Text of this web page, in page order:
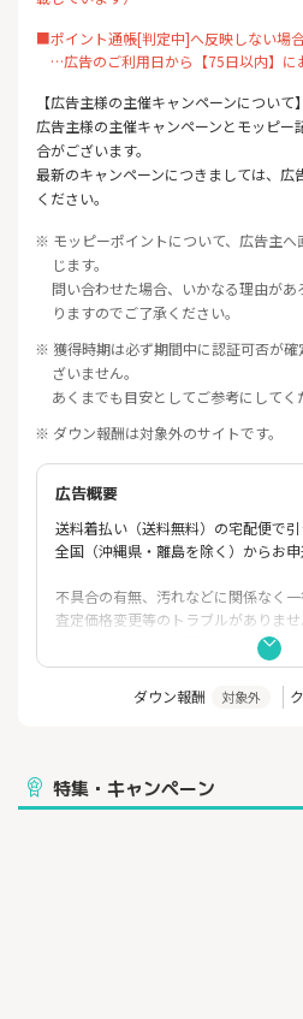
■ポイント通帳[判定中]へ反映しない場
…広告のご利用日から【75日以内】に
【広告主様の主催キャンペーンについて】
広告主様の主催キャンペーンとモッピー
合がございます。
最新のキャンペーンにつきましては、
ください。
※ モッピーポイントについて、広告主
じます。
問い合わせた場合、いかなる理由が
りますのでご了承ください。
※ 獲得時期は必ず期間中に認証可否が
ざいません。
あくまでも目安としてご参考にしてく
※ ダウン報酬は対象外のサイトです。
広告概要
送料着払い（送料無料）の宅配便で引
全国（沖縄県・離島を除く）からお申
不具合の有無、汚れなどに関係なく一
査定価格変更等のトラブルがありませ
型番などの詳細が必要ないのでパソ
みできるサービスです。
他店舗では買取りできないような10
ダウン報酬 対象外
特集・キャンペーン